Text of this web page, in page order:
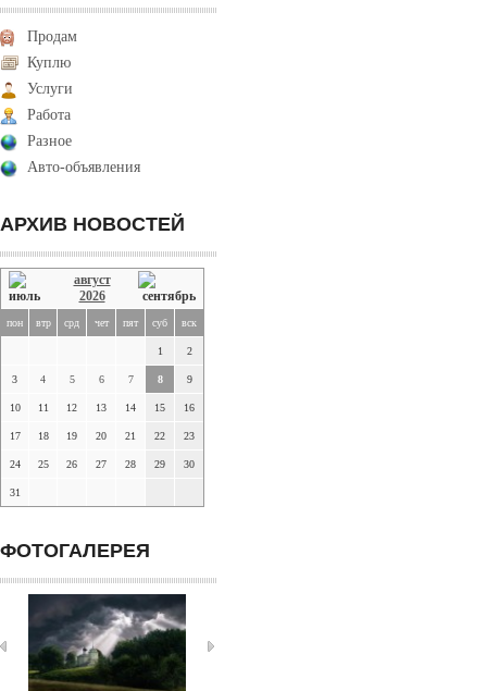
Продам
Куплю
Услуги
Работа
Разное
Авто-объявления
АРХИВ НОВОСТЕЙ
август
2026
пон втр срд чет пят суб вск
1 2
3 4 5 6 7 8 9
10 11 12 13 14 15 16
17 18 19 20 21 22 23
24 25 26 27 28 29 30
31
ФОТОГАЛЕРЕЯ